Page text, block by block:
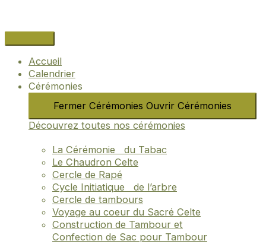
contenu
Accueil
Calendrier
Cérémonies
Fermer Cérémonies Ouvrir Cérémonies
Découvrez toutes nos cérémonies
La Cérémonie du Tabac
Le Chaudron Celte
Cercle de Rapé
Cycle Initiatique de l’arbre
Cercle de tambours
Voyage au coeur du Sacré Celte
Construction de Tambour et
Confection de Sac pour Tambour
articles